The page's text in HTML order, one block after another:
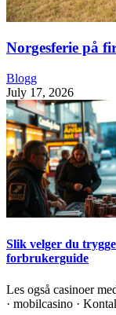
Norgesferie på
Blogg
July 17, 2026
Slik velger du
forbrukerguide
Les også casinoer
· mobilcasino ·